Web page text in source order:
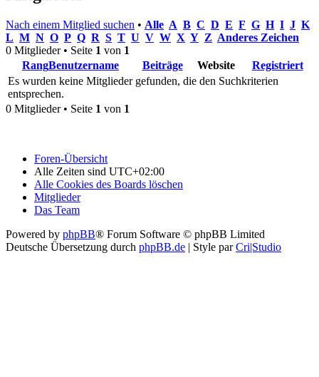
Nach einem Mitglied suchen • Alle A B C D E F G H I J K
L M N O P Q R S T U V W X Y Z Anderes Zeichen
0 Mitglieder • Seite 1 von 1
RangBenutzername Beiträge Website
Registriert
Es wurden keine Mitglieder gefunden, die den Suchkriterien
entsprechen.
0 Mitglieder • Seite 1 von 1
Foren-Übersicht
Alle Zeiten sind UTC+02:00
Alle Cookies des Boards löschen
Mitglieder
Das Team
Powered by phpBB® Forum Software © phpBB Limited
Deutsche Übersetzung durch phpBB.de | Style parCri|Studio